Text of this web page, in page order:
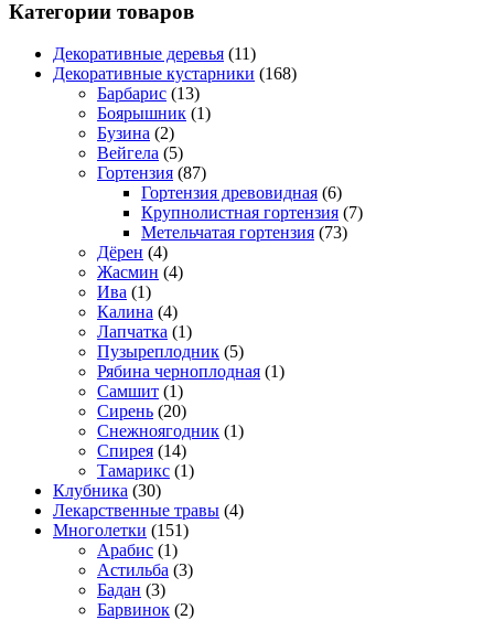
Категории товаров
Декоративные деревья (11)
Декоративные кустарники (168)
Барбарис (13)
Боярышник (1)
Бузина (2)
Вейгела (5)
Гортензия (87)
Гортензия древовидная (6)
Крупнолистная гортензия (7)
Метельчатая гортензия (73)
Дёрен (4)
Жасмин (4)
Ива (1)
Калина (4)
Лапчатка (1)
Пузыреплодник (5)
Рябина черноплодная (1)
Самшит (1)
Сирень (20)
Снежноягодник (1)
Спирея (14)
Тамарикс (1)
Клубника (30)
Лекарственные травы (4)
Многолетки (151)
Арабис (1)
Астильба (3)
Бадан (3)
Барвинок (2)